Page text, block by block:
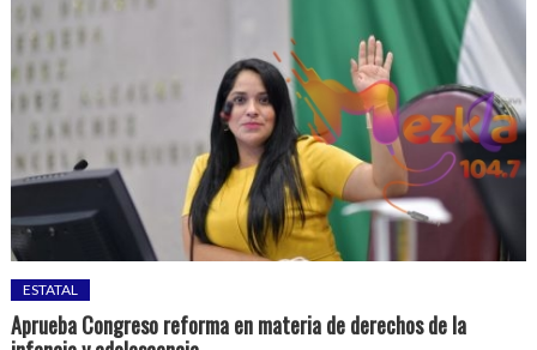
ESTATAL
Aprueba Congreso reforma en materia de derechos de la